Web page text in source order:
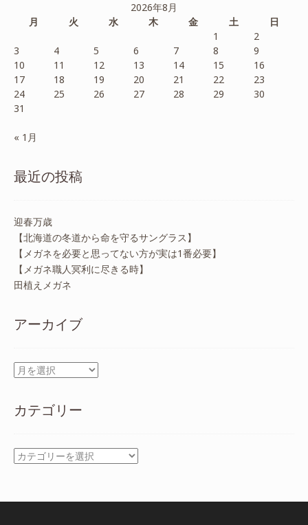
2026年8月
月
火 水 木 金 土
日
1
2
3
4 5 6 7 8
9
10
11 12 13 14 15
16
17
18 19 20 21 22
23
24
25 26 27 28 29
30
31
« 1月
最近の投稿
迎春万歳
【北海道の冬道から命を守るサングラス】
【メガネを必要と思ってない方が実は1番必要】
【メガネ職人冥利に尽きる時】
田植えメガネ
アーカイブ
ア
イ
カテゴリー
カ